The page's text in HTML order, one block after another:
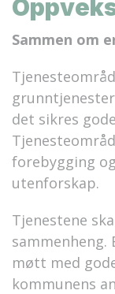
Sammen om
det sikres
forebygging
utenforskap.
Tjenestene
sammenheng.
møtt med
kommunens